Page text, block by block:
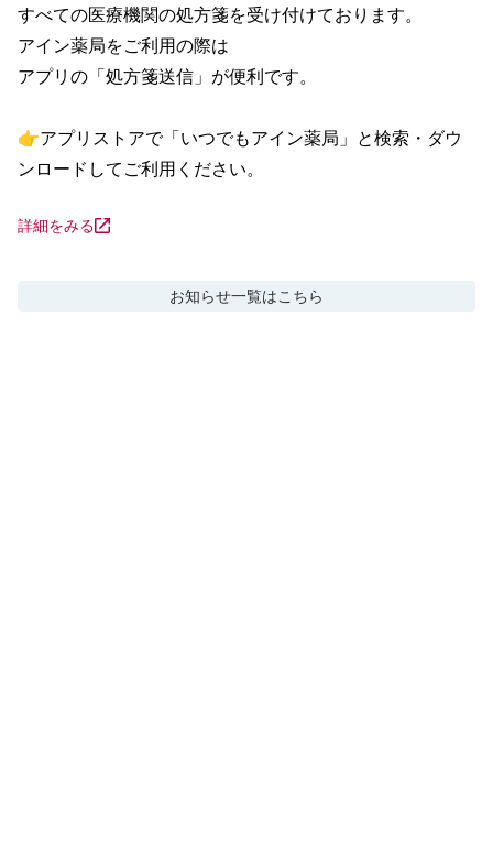
すべての医療機関の処方箋を受け付けております。
アイン薬局をご利用の際は
アプリの「処方箋送信」が便利です。
👉アプリストアで「いつでもアイン薬局」と検索・ダウ
ンロードしてご利用ください。
詳細をみる
お知らせ一覧はこちら